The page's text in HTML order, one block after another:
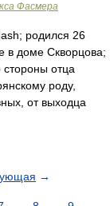
Фасмера
родился 26
в доме Скворцова;
отца
роду,
от выходца
→